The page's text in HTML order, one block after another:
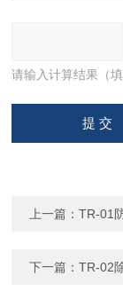
请输入计算结果（
上一篇：TR-01
下一篇：TR-02